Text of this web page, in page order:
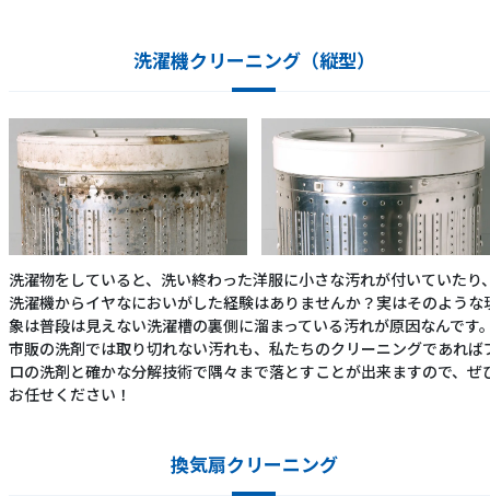
洗濯機クリーニング（縦型）
洗濯物をしていると、洗い終わった洋服に小さな汚れが付いていたり
洗濯機からイヤなにおいがした経験はありませんか？実はそのような
象は普段は見えない洗濯槽の裏側に溜まっている汚れが原因なんです
市販の洗剤では取り切れない汚れも、私たちのクリーニングであれば
ロの洗剤と確かな分解技術で隅々まで落とすことが出来ますので、ぜ
お任せください！
換気扇クリーニング